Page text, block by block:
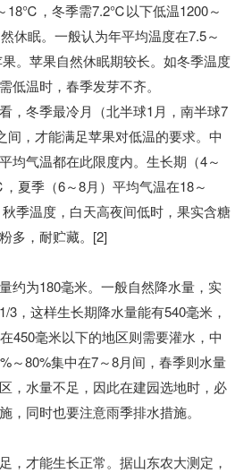
18℃，冬季需7.2℃以下低温1200～
休眠。一般认为年平均温度在7.5～
。苹果自然休眠期较长。如冬季温度
低温时，春季发芽不齐。
，冬季最冷月（北半球1月，南半球7
，才能满足苹果对低温的要求。中
均气温都在此限度内。生长期（4～
夏季（6～8月）平均气温在18～
季温度，白天高夜间低时，果实含糖
多，耐贮藏。[2]
约为180毫米。一般自然降水量，实
3，这样生长期降水量能有540毫米，
450毫米以下的地区则需要灌水，中
～80%集中在7～8月间，春季则水量
，水量不足，因此在建园选地时，必
，同时也要注意雨季排水措施。
，才能生长正常。据山东农大测定，